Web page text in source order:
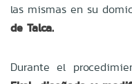
las mismas en su
de Talca.
Durante el